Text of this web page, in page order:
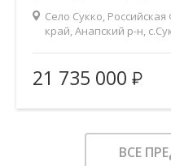
Село Сукко,
край, Анапский р-н,
Площадь (общ/жил/кух), м
Количество комнат:
Этаж:
В ИЗБРАННОЕ
21 735 000
ВСЕ